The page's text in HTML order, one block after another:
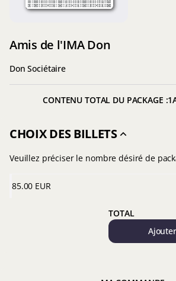
Don Sociétaire
Amis de l'IMA Don
CONTENU TOTAL DU PACKAGE :1
CHOIX DES BILLETS
Veuillez préciser le nombre désiré de
85.00 EUR
TOTAL